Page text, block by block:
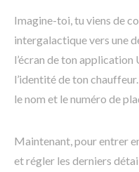
Imagine-toi, tu viens de
intergalactique vers une
l’écran de ton application
l’identité de ton
le nom et le numéro de
Maintenant, pour entrer
et régler les derniers